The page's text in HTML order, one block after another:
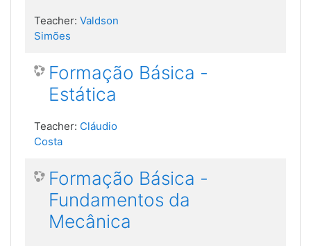
Teacher: Valdson
Simões
Formação Básica -
Estática
Teacher: Cláudio
Costa
Formação Básica -
Fundamentos da
Mecânica